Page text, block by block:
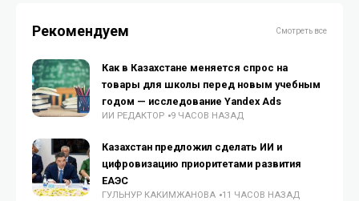
Рекомендуем Смотреть все
Как в Казахстане меняется спрос на
товары для школы перед новым учебным
годом — исследование Yandex Ads
ИИ РЕДАКТОР 9 ЧАСОВ НАЗАД
Казахстан предложил сделать ИИ и
цифровизацию приоритетами развития
ЕАЭС
ГУЛЬНУР КАКИМЖАНОВА 11 ЧАСОВ НАЗАД